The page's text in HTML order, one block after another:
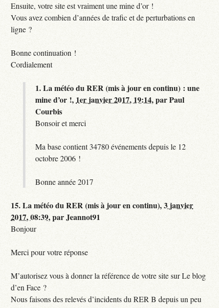
Ensuite, votre site est vraiment une mine d’or !
Vous avez combien d’années de trafic et de perturbations en
ligne ?
Bonne continuation !
Cordialement
1.La météo du RER (mis à jour en continu) : une
mine d’or !, 1er janvier 2017, 19:14,parPaul
Courbis
Bonsoir et merci
Ma base contient 34780 événements depuis le 12
octobre 2006 !
Bonne année 2017
15.La météo du RER (mis à jour en continu),3 janvier
2017, 08:39,parJeannot91
Bonjour
Merci pour votre réponse
M’autorisez vous à donner la référence de votre site sur Le blog
d’en Face ?
Nous faisons des relevés d’incidents du RER B depuis un peu